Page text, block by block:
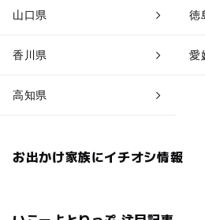
山口県 徳
香川県 愛
高知県
お出かけ家族にイチオシ情報